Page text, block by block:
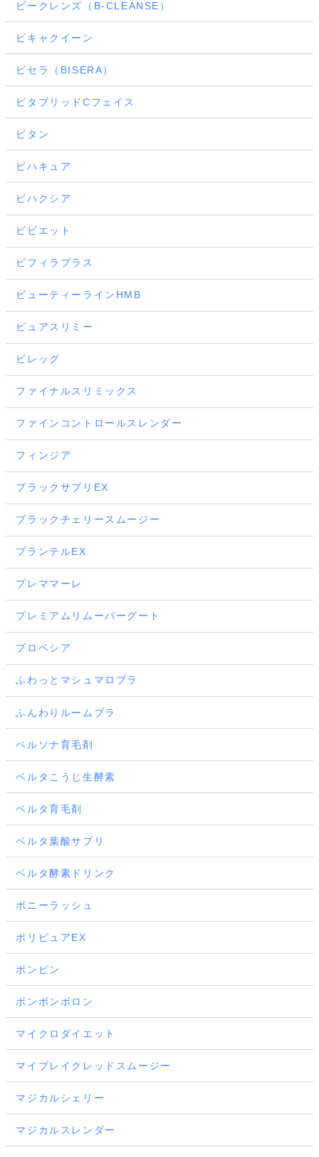
ビークレンズ（B-CLEANSE）
ビキャクイーン
ビセラ（BISERA）
ビタブリッドCフェイス
ビタン
ビハキュア
ビハクシア
ビビエット
ビフィラプラス
ビューティーラインHMB
ピュアスリミー
ビレッグ
ファイナルスリミックス
ファインコントロールスレンダー
フィンジア
ブラックサプリEX
ブラックチェリースムージー
プランテルEX
プレママーレ
プレミアムリムーバーグート
プロペシア
ふわっとマシュマロブラ
ふんわりルームブラ
ペルソナ育毛剤
ベルタこうじ生酵素
ベルタ育毛剤
ベルタ葉酸サプリ
ベルタ酵素ドリンク
ボニーラッシュ
ポリピュアEX
ポンピン
ボンボンボロン
マイクロダイエット
マイブレイクレッドスムージー
マジカルシェリー
マジカルスレンダー